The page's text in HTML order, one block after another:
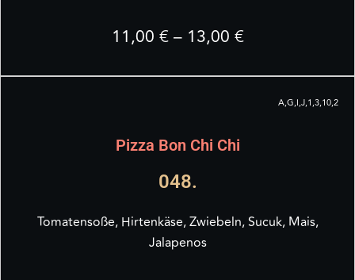
11,00 € – 13,00 €
A,G,I,J,1,3,10,2
Pizza Bon Chi Chi
048.
Tomatensoße, Hirtenkäse, Zwiebeln, Sucuk, Mais,
Jalapenos